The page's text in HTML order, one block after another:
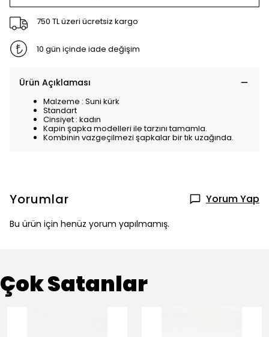
750 TL üzeri ücretsiz kargo
10 gün içinde iade değişim
Ürün Açıklaması
Malzeme : Suni kürk
Standart
Cinsiyet : kadın
Kapin şapka modelleri ile tarzını tamamla.
Kombinin vazgeçilmezi şapkalar bir tık uzağında.
Yorumlar Yorum Yap
Bu ürün için henüz yorum yapılmamış.
Çok Satanlar